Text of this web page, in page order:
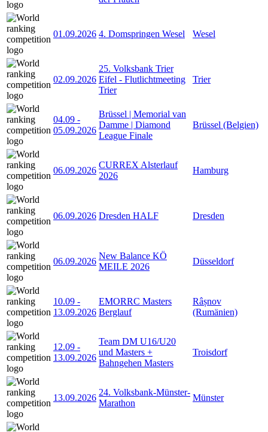
01.09.2026 4. Domspringen Wesel Wesel
02.09.2026
25. Volksbank Trier
Eifel - Flutlichtmeeting
Trier
Trier
04.09 -
05.09.2026
Brüssel | Memorial van
Damme | Diamond
League Finale
Brüssel (Belgien)
06.09.2026
CURREX Alsterlauf
2026
Hamburg
06.09.2026 Dresden HALF Dresden
06.09.2026
New Balance KÖ
MEILE 2026
Düsseldorf
10.09 -
13.09.2026
EMORRC Masters
Berglauf
Râșnov
(Rumänien)
12.09 -
13.09.2026
Team DM U16/U20
und Masters +
Bahngehen Masters
Troisdorf
13.09.2026
24. Volksbank-Münster-
Marathon
Münster